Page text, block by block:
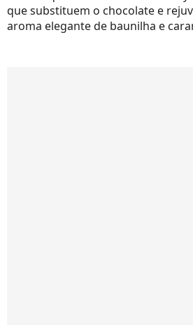
que substituem o chocolate e
aroma elegante de baunilha e